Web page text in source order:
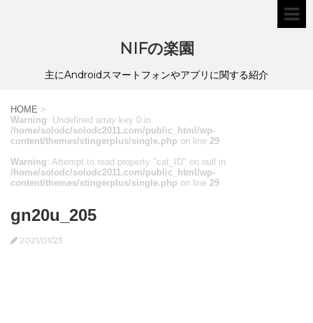
NIFの楽園
主にAndroidスマートフォンやアプリに関する紹介
HOME >
Warning: Undefined array key 0 in
/home/solodc/solodc2011.com/public_html/wp-
content/themes/stingerplus/single.php on line 29
Warning: Attempt to read property "cat_ID" on null in
/home/solodc/solodc2011.com/public_html/wp-
content/themes/stingerplus/single.php on line 29
gn20u_205
2021/01/23